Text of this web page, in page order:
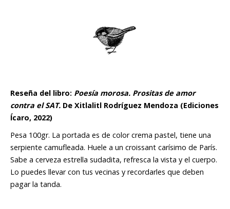
Reseña del libro: Poesía morosa. Prositas de amor
contra el SAT. De Xitlalitl Rodríguez Mendoza (Ediciones
Ícaro, 2022)
Pesa 100gr. La portada es de color crema pastel, tiene una
serpiente camufleada. Huele a un croissant carísimo de París.
Sabe a cerveza estrella sudadita, refresca la vista y el cuerpo.
Lo puedes llevar con tus vecinas y recordarles que deben
pagar la tanda.